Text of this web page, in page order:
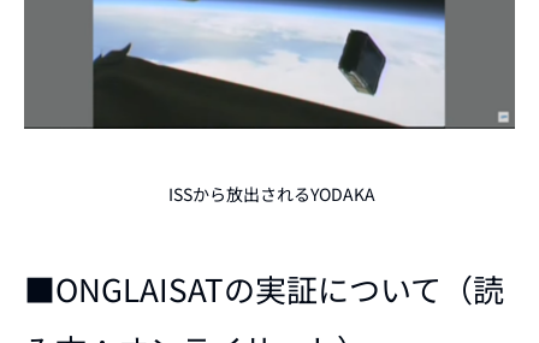
ISSから放出されるYODAKA
■ONGLAISATの実証について（読